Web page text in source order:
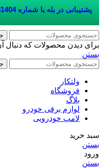
پشتیبانی در بله با شماره
برای دیدن محصولات که دنبال
بستن
ولتکار
فروشگاه
بلاگ
لوازم برقی خودرو
لامپ خودرویی
سبد خرید
بستن
ورود
بستن